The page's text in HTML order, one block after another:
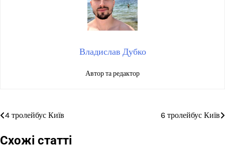
Владислав Дубко
Автор та редактор
Навігація
записів
4 тролейбус Київ 6 тролейбус Київ
Схожі статті